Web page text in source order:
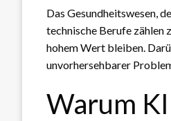
Das Gesundheitswesen,
technische Berufe zählen
hohem Wert bleiben.
unvorhersehbarer
Warum